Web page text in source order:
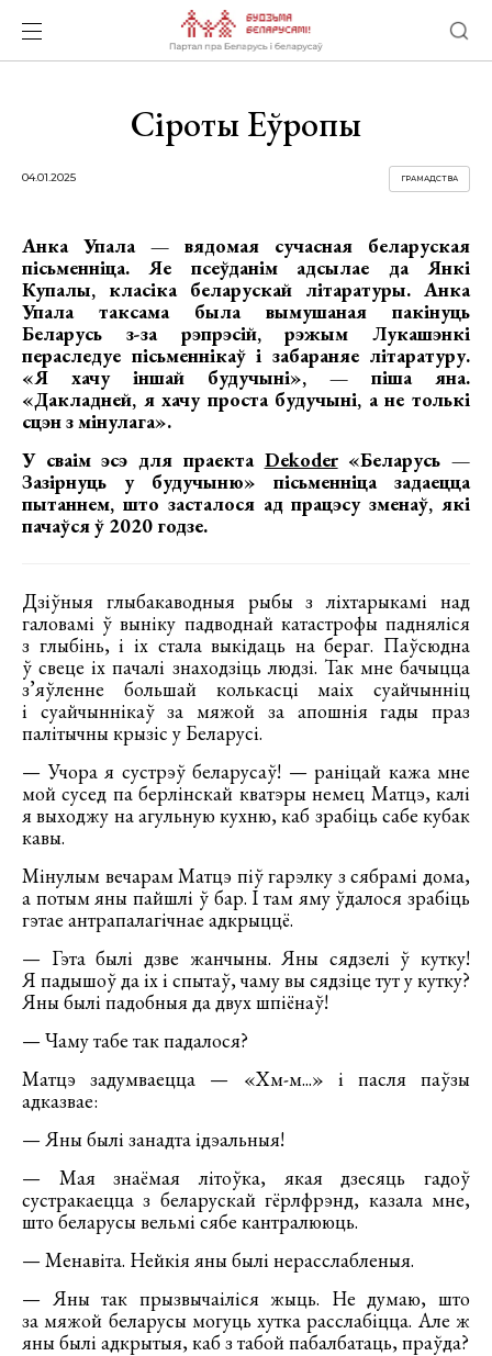
Сіроты Еўропы
04.01.2025 ГРАМАДСТВА
Анка Упала — вядомая сучасная беларуская
пісьменніца. Яе псеўданім адсылае да Янкі
Купалы, класіка беларускай літаратуры. Анка
Упала таксама была вымушаная пакінуць
Беларусь з-за рэпрэсій, рэжым Лукашэнкі
пераследуе пісьменнікаў і забараняе літаратуру.
«Я хачу іншай будучыні», — піша яна.
«Дакладней, я хачу проста будучыні, а не толькі
сцэн з мінулага».
У сваім эсэ для праекта Dekoder«Беларусь —
Зазірнуць у будучыню» пісьменніца задаецца
пытаннем, што засталося ад працэсу зменаў, які
пачаўся ў 2020 годзе.
Дзіўныя глыбакаводныя рыбы з ліхтарыкамі над
галовамі ў выніку падводнай катастрофы падняліся
з глыбінь, і іх стала выкідаць на бераг. Паўсюдна
ў свеце іх пачалі знаходзіць людзі. Так мне бачыцца
з’яўленне большай колькасці маіх суайчынніц
і суайчыннікаў за мяжой за апошнія гады праз
палітычны крызіс у Беларусі.
— Учора я сустрэў беларусаў! — раніцай кажа мне
мой сусед па берлінскай кватэры немец Матцэ, калі
я выходжу на агульную кухню, каб зрабіць сабе кубак
кавы.
Мінулым вечарам Матцэ піў гарэлку з сябрамі дома,
а потым яны пайшлі ў бар. І там яму ўдалося зрабіць
гэтае антрапалагічнае адкрыццё.
— Гэта былі дзве жанчыны. Яны сядзелі ў кутку!
Я падышоў да іх і спытаў, чаму вы сядзіце тут у кутку?
Яны былі падобныя да двух шпіёнаў!
— Чаму табе так падалося?
Матцэ задумваецца — «Хм-м...» і пасля паўзы
адказвае:
— Яны былі занадта ідэальныя!
— Мая знаёмая літоўка, якая дзесяць гадоў
сустракаецца з беларускай гёрлфрэнд, казала мне,
што беларусы вельмі сябе кантралююць.
— Менавіта. Нейкія яны былі нерасслабленыя.
— Яны так прызвычаіліся жыць. Не думаю, што
за мяжой беларусы могуць хутка расслабіцца. Але ж
яны былі адкрытыя, каб з табой пабалбатаць, праўда?